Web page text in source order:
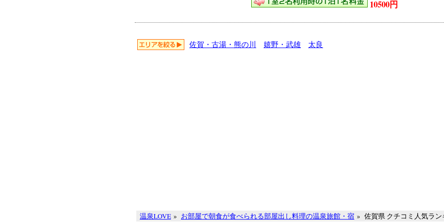
10500円
佐賀・古湯・熊の川 嬉野・武雄 太良
温泉LOVE » お部屋で朝食が食べられる部屋出し料理の温泉旅館・宿 » 佐賀県 クチコミ人気ラン